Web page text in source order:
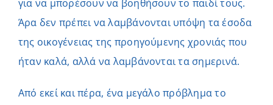
για να μπορέσουν να βοηθήσουν το παιδί τους.
Άρα δεν πρέπει να λαμβάνονται υπόψη τα έσοδα
της οικογένειας της προηγούμενης χρονιάς που
ήταν καλά, αλλά να λαμβάνονται τα σημερινά.
Από εκεί και πέρα, ένα μεγάλο πρόβλημα το